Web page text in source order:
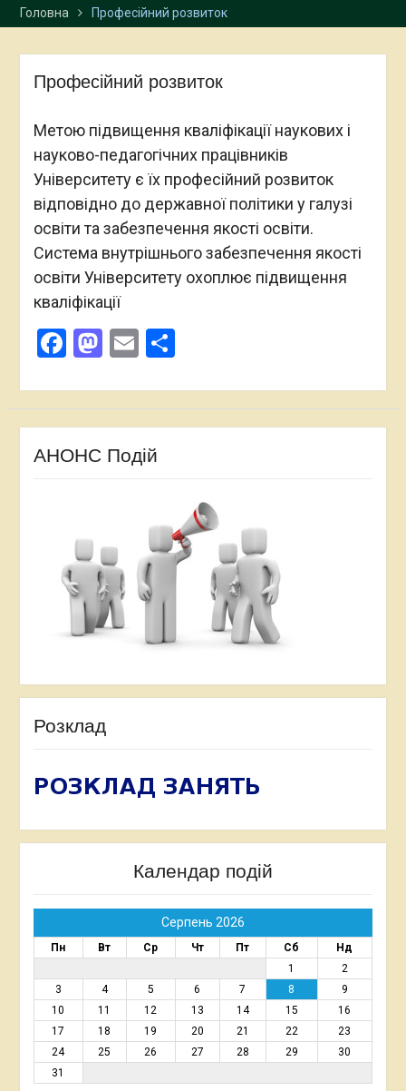
програмою подвійних
університетом
успішно завершили
Польщі
Представниці
Карпатського
національного
університету взяли участь
у XXXVI Східній літній
університету
Головна Професійний розвиток
Професійний розвиток
Метою підвищення кваліфікації наукових і
науково-педагогічних працівників
Університету є їх професійний розвиток
відповідно до державної політики у галузі
освіти та забезпечення якості освіти.
Система внутрішнього забезпечення якості
освіти Університету охоплює підвищення
кваліфікації
Facebook
Mastodon
EmailПоділитися
АНОНС Подій
Розклад
Календар подій
Серпень 2026
Пн Вт Ср Чт Пт Сб
Нд
1
2
3
4 5 6 7 8
9
10
11 12 13 14 15
16
17
18 19 20 21 22
23
24
25 26 27 28 29
30
31